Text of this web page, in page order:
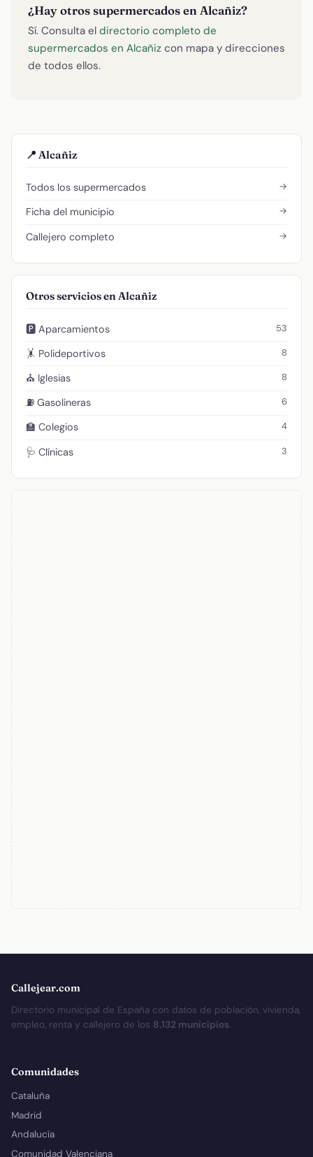
¿Hay otros supermercados en Alcañiz?
Sí. Consulta el directorio completo de
supermercados en Alcañiz con mapa y direcciones
de todos ellos.
📍 Alcañiz
Todos los supermercados →
Ficha del municipio →
Callejero completo →
Otros servicios en Alcañiz
🅿️ Aparcamientos 53
🤸 Polideportivos 8
⛪ Iglesias 8
⛽ Gasolineras 6
🏫 Colegios 4
🩺 Clínicas 3
Callejear.com
Directorio municipal de España con datos de población, vivienda,
empleo, renta y callejero de los 8.132 municipios.
Comunidades
Cataluña
Madrid
Andalucía
Comunidad Valenciana